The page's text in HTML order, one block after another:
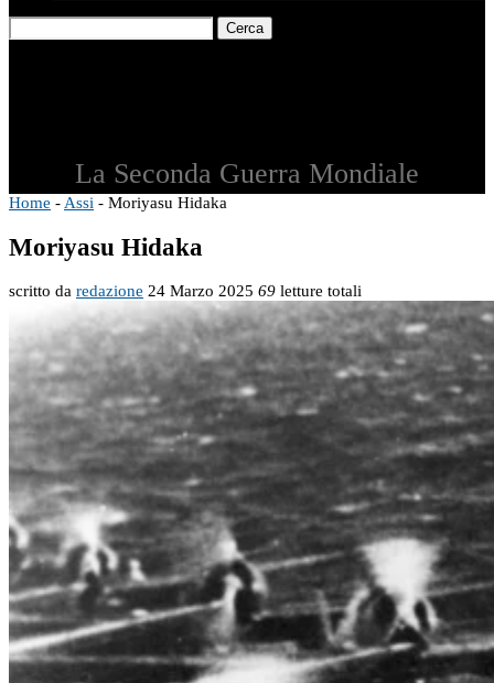
Cerca
La Seconda Guerra Mondiale
Home - Assi - Moriyasu Hidaka
Moriyasu Hidaka
scritto da redazione 24 Marzo 2025 69 letture totali